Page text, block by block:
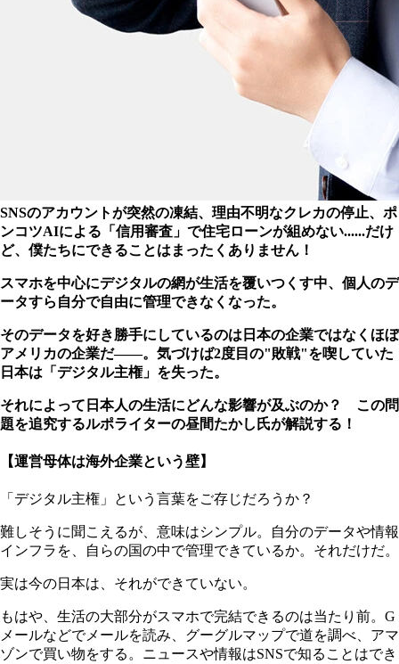
SNSのアカウントが突然の凍結、理由不明なクレカの停止、ポ
ンコツAIによる「信用審査」で住宅ローンが組めない......だけ
ど、僕たちにできることはまったくありません！
スマホを中心にデジタルの網が生活を覆いつくす中、個人のデ
ータすら自分で自由に管理できなくなった。
そのデータを好き勝手にしているのは日本の企業ではなくほぼ
アメリカの企業だ――。気づけば2度目の"敗戦"を喫していた
日本は「デジタル主権」を失った。
それによって日本人の生活にどんな影響が及ぶのか？ この問
題を追究するルポライターの昼間たかし氏が解説する！
【運営母体は海外企業という壁】
「デジタル主権」という言葉をご存じだろうか？
難しそうに聞こえるが、意味はシンプル。自分のデータや情報
インフラを、自らの国の中で管理できているか。それだけだ。
実は今の日本は、それができていない。
もはや、生活の大部分がスマホで完結できるのは当たり前。G
メールなどでメールを読み、グーグルマップで道を調べ、アマ
ゾンで買い物をする。ニュースや情報はSNSで知ることはでき